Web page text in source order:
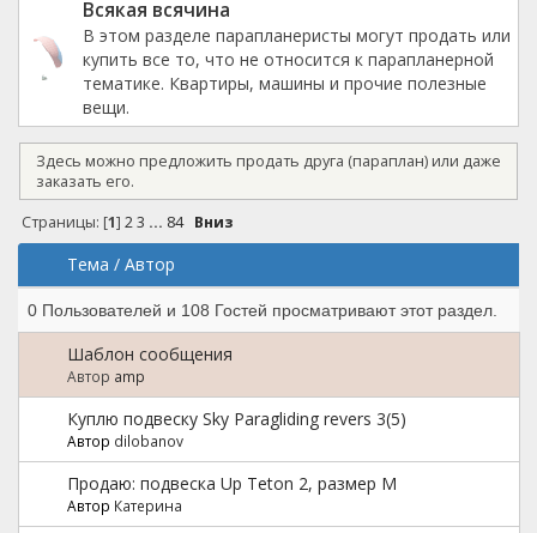
Всякая всячина
В этом разделе парапланеристы могут продать или
купить все то, что не относится к парапланерной
тематике. Квартиры, машины и прочие полезные
вещи.
Здесь можно предложить продать друга (параплан) или даже
заказать его.
Страницы: [1] 2 3 ... 84 Вниз
Тема / Автор
0 Пользователей и 108 Гостей просматривают этот раздел.
Шаблон сообщения
Автор amp
Куплю подвеску Sky Paragliding revers 3(5)
Автор dilobanov
Продаю: подвеска Up Teton 2, размер M
Автор Катерина